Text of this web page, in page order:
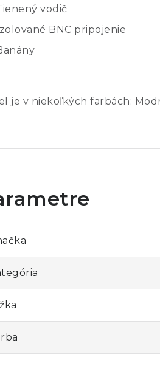
vodič
BNC pripojenie
je v niekoľkých farbách: